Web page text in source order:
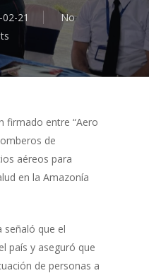
21
No
firmado entre “Aero
de
aéreos para
en la Amazonía
señaló que el
país y aseguró que
de personas a